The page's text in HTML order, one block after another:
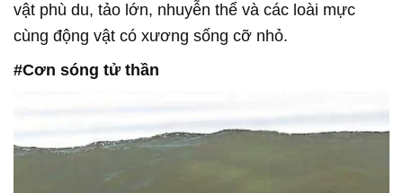
vật phù du, tảo lớn, nhuyễn thể và các loài mực
cùng động vật có xương sống cỡ nhỏ.
#Cơn sóng tử thần